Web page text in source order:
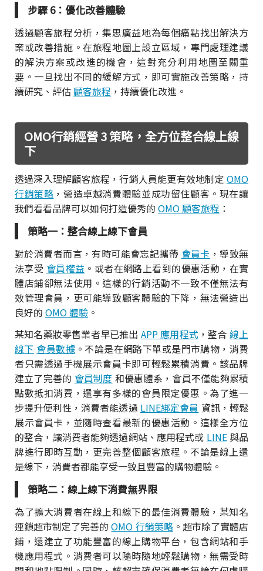
步驟 6：優化改善體驗
透過顧客旅程分析，集思廣益地為每個痛點找出解決方
案或改善措施。在旅程地圖上設立區域，專門處理建議
的解決方案或改進的機會，這對充分利用地圖至關重
要。一旦找出不同的緩解方式，即可實施改善策略，持
續研究、評估 顧客旅程 ，持續優化改進。
OMO行銷經營 3 策略，全方位整合線上線
下
透過深入理解顧客旅程，行銷人員能更有效地制定 OMO
行銷策略 ，營造卓越消費體驗並成功留住顧客。現在讓
我們看看品牌可以如何打造優秀的 OMO 顧客旅程 ：
策略一：整合線上線下會員
對於消費者而言，有時可能會忘記攜帶 會員卡 ，導致無
法享受 會員權益 。或者在網路上看到的優惠活動，在實
體店鋪卻無法使用。這樣的行銷活動不一致不僅無法有
效管理會員，更可能導致顧客體驗的下降，無法營造出
良好的 OMO 體驗 。
某知名藥妝零售業者早已推出 APP 應用程式 ，整合 線上
線下 會員數據。不論是在網路下單或是門市購物，消費
者只需透過手機展示會員卡即可輕鬆累積消費。該品牌
建立了完善的 會員制度 和優惠體系，會員不僅能夠累積
點數抵扣消費，還享有多樣的會員限定優惠。為了進一
步提升便利性，消費者能透過 LINE綁定會員 資訊，輕鬆
展示會員卡，並隨時查看最新的優惠活動。這樣全方位
的整合，讓消費者能夠透過網站、應用程式或 LINE與品
牌進行即時互動，更完善整個顧客旅程。不論是線上還
是線下，消費者都能享受一致且豐富的購物體驗。
策略二：線上線下消費無界限
為了擴大消費者在線上和線下的最佳消費體驗，某知名
連鎖超市制定了完善的OMO 行銷策略。超市除了實體店
鋪，還建立了功能豐富的線上購物平台，包含網站和手
機應用程式。消費者可以隨時隨地輕鬆購物，無需受時